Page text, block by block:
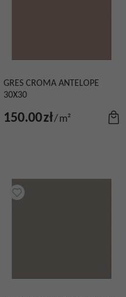
GRES CROMA ANTELOPE
30X30
150.00zł/m²